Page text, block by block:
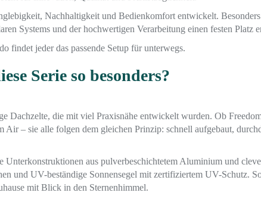
Nachhaltigkeit und Bedienkomfort entwickelt.
Systems und der hochwertigen Verarbeitung einen festen Platz
findet jeder das passende Setup für unterwegs.
Serie so besonders?
Dachzelte, die mit viel Praxisnähe entwickelt wurden. Ob
Air – sie alle folgen dem gleichen Prinzip: schnell aufgebaut,
Unterkonstruktionen aus pulverbeschichtetem Aluminium und
und UV-beständige Sonnensegel mit zertifiziertem UV-Schutz.
mit Blick in den Sternenhimmel.